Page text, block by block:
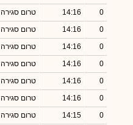
0
14:16 טרום סגירה
0
14:16 טרום סגירה
0
14:16 טרום סגירה
0
14:16 טרום סגירה
0
14:16 טרום סגירה
0
14:16 טרום סגירה
0
14:15 טרום סגירה